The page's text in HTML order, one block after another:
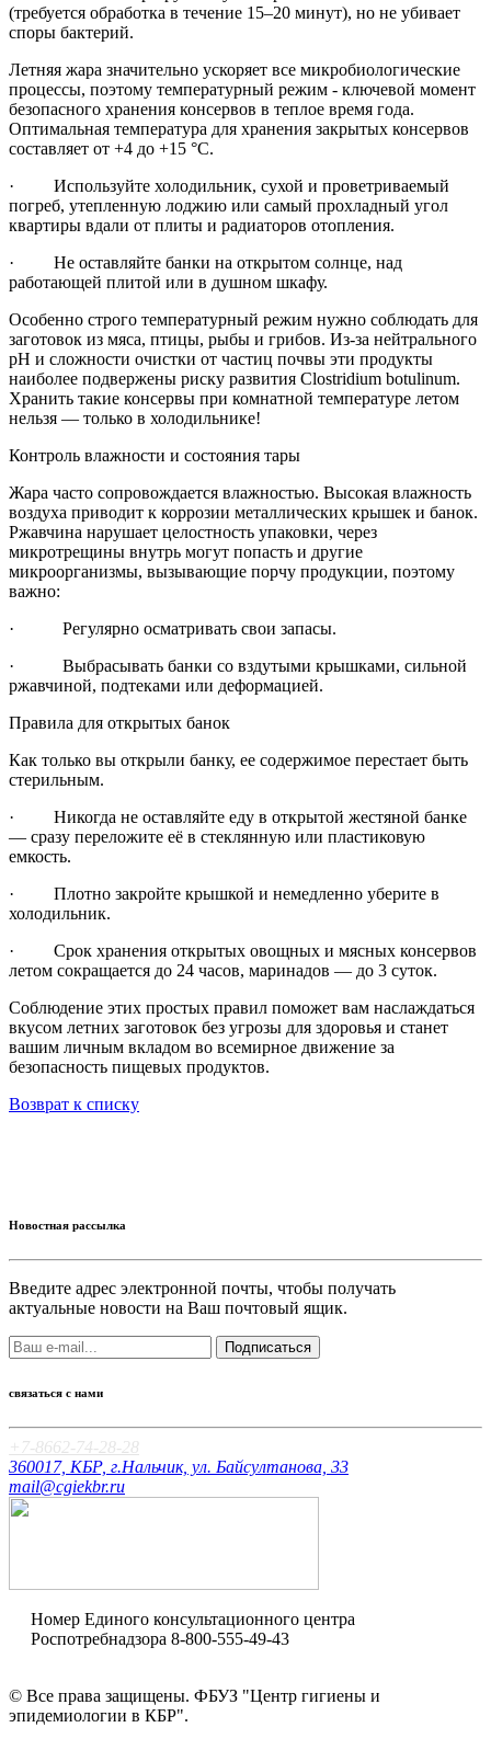
(требуется обработка в течение 15–20 минут), но не убивает
споры бактерий.
Летняя жара значительно ускоряет все микробиологические
процессы, поэтому температурный режим - ключевой момент
безопасного хранения консервов в теплое время года.
Оптимальная температура для хранения закрытых консервов
составляет от +4 до +15 °C.
· Используйте холодильник, сухой и проветриваемый
погреб, утепленную лоджию или самый прохладный угол
квартиры вдали от плиты и радиаторов отопления.
· Не оставляйте банки на открытом солнце, над
работающей плитой или в душном шкафу.
Особенно строго температурный режим нужно соблюдать для
заготовок из мяса, птицы, рыбы и грибов. Из-за нейтрального
pH и сложности очистки от частиц почвы эти продукты
наиболее подвержены риску развития Clostridium botulinum.
Хранить такие консервы при комнатной температуре летом
нельзя — только в холодильнике!
Контроль влажности и состояния тары
Жара часто сопровождается влажностью. Высокая влажность
воздуха приводит к коррозии металлических крышек и банок.
Ржавчина нарушает целостность упаковки, через
микротрещины внутрь могут попасть и другие
микроорганизмы, вызывающие порчу продукции, поэтому
важно:
· Регулярно осматривать свои запасы.
· Выбрасывать банки со вздутыми крышками, сильной
ржавчиной, подтеками или деформацией.
Правила для открытых банок
Как только вы открыли банку, ее содержимое перестает быть
стерильным.
· Никогда не оставляйте еду в открытой жестяной банке
— сразу переложите её в стеклянную или пластиковую
емкость.
· Плотно закройте крышкой и немедленно уберите в
холодильник.
· Срок хранения открытых овощных и мясных консервов
летом сокращается до 24 часов, маринадов — до 3 суток.
Соблюдение этих простых правил поможет вам наслаждаться
вкусом летних заготовок без угрозы для здоровья и станет
вашим личным вкладом во всемирное движение за
безопасность пищевых продуктов.
Возврат к списку
Новостная рассылка
Введите адрес электронной почты, чтобы получать
актуальные новости на Ваш почтовый ящик.
Подписаться
связаться с нами
+7-8662-74-28-28
360017, КБР, г.Нальчик, ул. Байсултанова, 33
mail@cgiekbr.ru
Номер Единого консультационного центра
Роспотребнадзора 8-800-555-49-43
© Все права защищены. ФБУЗ "Центр гигиены и
эпидемиологии в КБР".